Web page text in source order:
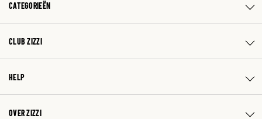
CATEGORIEËN
CLUB ZIZZI
HELP
OVER ZIZZI